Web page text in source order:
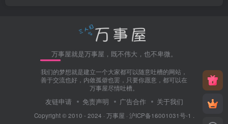
万事屋就是万事屋，既不伟大，也不卑微。
我们的梦想就是建立一个大家都可以随意吐槽的网站，
善于交流也好，内敛孤僻也罢，只要你愿意，都可以在
万事屋尽情吐槽。
友链申请 免责声明 广告合作 关于我们
Copyright © 2010 - 2024 · 万事屋 · 沪ICP备16001031号-1